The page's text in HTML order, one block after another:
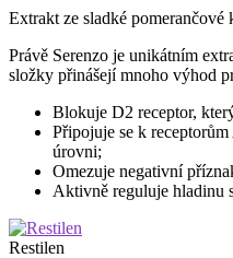
Extrakt ze sladké pomerančové
Právě Serenzo je unikátním
složky přinášejí mnoho výhod
Blokuje D2 receptor,
Připojuje se k
úrovni;
Omezuje negativní
Aktivně reguluje hladinu
Restilen